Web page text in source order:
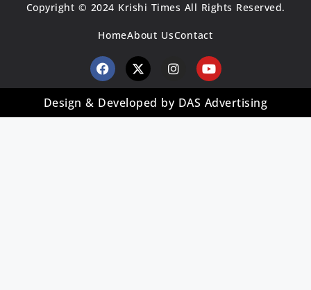
Copyright © 2024 Krishi Times All Rights Reserved.
HomeAbout UsContact
Design & Developed by DAS Advertising